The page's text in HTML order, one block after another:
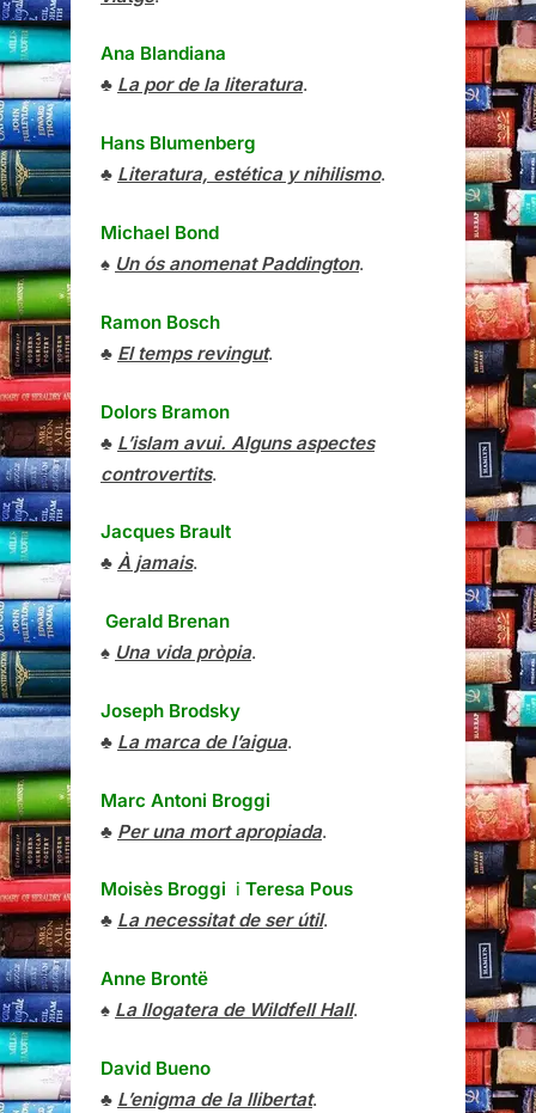
Ana Blandiana
♣ La por de la literatura.
Hans Blumenberg
♣ Literatura, estética y nihilismo.
Michael Bond
♠ Un ós anomenat Paddington.
Ramon Bosch
♣ El temps revingut.
Dolors Bramon
♣ L’islam avui. Alguns aspectes
controvertits.
Jacques Brault
♣ À jamais.
Gerald Brenan
♠ Una vida pròpia.
Joseph Brodsky
♣ La marca de l’aigua.
Marc Antoni Broggi
♣ Per una mort apropiada.
Moisès Broggi i Teresa Pous
♣ La necessitat de ser útil.
Anne Brontë
♠ La llogatera de Wildfell Hall.
David Bueno
♣ L’enigma de la llibertat.